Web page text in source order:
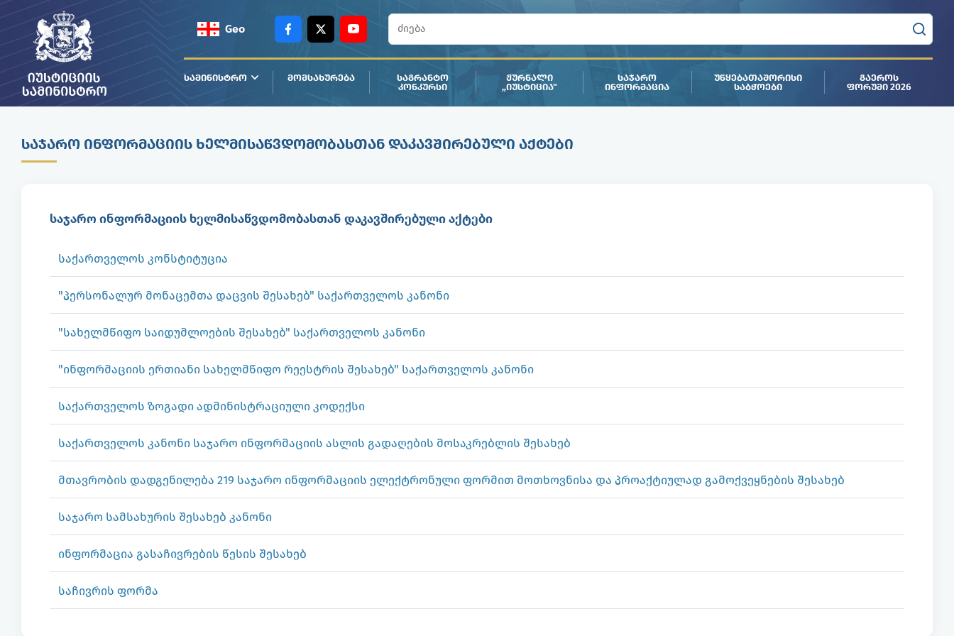
Geo
Eng
ᲡᲐᲛᲘᲜᲘᲡᲢᲠᲝ ᲛᲝᲛᲡᲐᲮᲣᲠᲔᲑᲐ ᲡᲐᲒᲠᲐᲜᲢᲝ
ᲙᲝᲜᲙᲣᲠᲡᲘ
ᲟᲣᲠᲜᲐᲚᲘ
„ᲘᲣᲡᲢᲘᲪᲘᲐ"
ᲡᲐᲯᲐᲠᲝ
ᲘᲜᲤᲝᲠᲛᲐᲪᲘᲐ
ᲣᲬᲧᲔᲑᲐᲗᲐᲨᲝᲠᲘᲡᲘ
ᲡᲐᲑᲭᲝᲔᲑᲘ
ᲒᲐᲔᲠᲝᲡ
ᲤᲝᲠᲣᲛᲘ 2026
ᲡᲐᲯᲐᲠᲝ ᲘᲜᲤᲝᲠᲛᲐᲪᲘᲘᲡ ᲮᲔᲚᲛᲘᲡᲐᲬᲕᲓᲝᲛᲝᲑᲐᲡᲗᲐᲜ ᲓᲐᲙᲐᲕᲨᲘᲠᲔᲑᲣᲚᲘ ᲐᲥᲢᲔᲑᲘ
საჯარო ინფორმაციის ხელმისაწვდომობასთან დაკავშირებული აქტები
საქართველოს კონსტიტუცია
"პერსონალურ მონაცემთა დაცვის შესახებ" საქართველოს კანონი
"სახელმწიფო საიდუმლოების შესახებ" საქართველოს კანონი
"ინფორმაციის ერთიანი სახელმწიფო რეესტრის შესახებ" საქართველოს კანონი
საქართველოს ზოგადი ადმინისტრაციული კოდექსი
საქართველოს კანონი საჯარო ინფორმაციის ასლის გადაღების მოსაკრებლის შესახებ
მთავრობის დადგენილება 219 საჯარო ინფორმაციის ელექტრონული ფორმით მოთხოვნისა და პროაქტიულად გამოქვეყნების შესახებ
საჯარო სამსახურის შესახებ კანონი
ინფორმაცია გასაჩივრების წესის შესახებ
საჩივრის ფორმა